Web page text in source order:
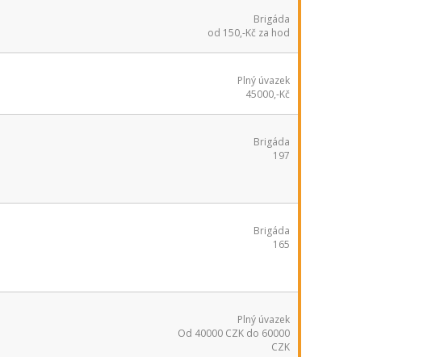
Brigáda
od 150,-Kč za hod
Plný úvazek
45000,-Kč
Brigáda
197
Brigáda
165
Plný úvazek
Od 40000 CZK do 60000
CZK